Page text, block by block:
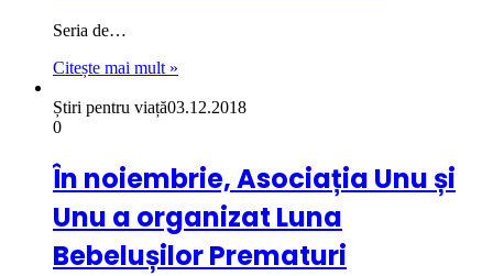
Seria de…
Citește mai mult »
Știri pentru viață03.12.2018
0
În noiembrie, Asociația Unu și
Unu a organizat Luna
Bebelușilor Prematuri